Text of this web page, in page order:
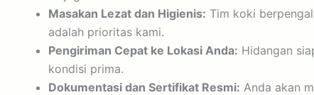
Masakan Lezat dan Higienis: Tim koki
adalah prioritas kami.
Pengiriman Cepat ke Lokasi Anda: Hidangan
kondisi prima.
Dokumentasi dan Sertifikat Resmi: Anda akan